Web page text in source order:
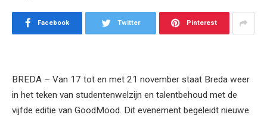
Facebook Twitter Pinterest
BREDA – Van 17 tot en met 21 november staat Breda weer
in het teken van studentenwelzijn en talentbehoud met de
vijfde editie van GoodMood. Dit evenement begeleidt nieuwe